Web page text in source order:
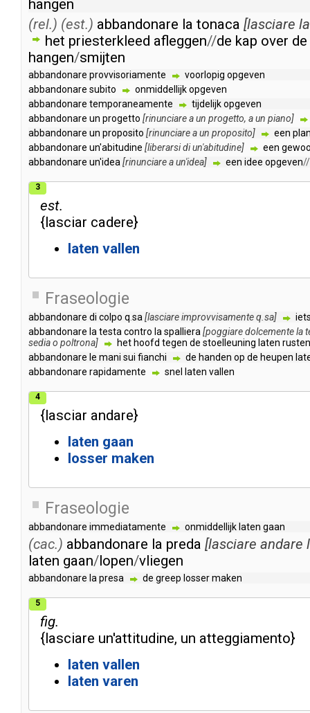
hangen
(rel.) (est.) abbandonare la tonaca [lasciare la
het priesterkleed afleggen//de kap over de
hangen/smijten
abbandonare provvisoriamente voorlopig opgeven
abbandonare subito onmiddellijkopgeven
abbandonare temporaneamente tijdelijkopgeven
abbandonare un progetto [rinunciareaun progetto, aun piano]
abbandonare un proposito [rinunciareaun proposito] een
abbandonare un'abitudine [liberarsidiun'abitudine] een
abbandonare un'idea [rinunciareaun'idea] een idee opgeven//
3
est.
{lasciar cadere}
laten vallen
Fraseologie
abbandonare di colpo q sa [lasciareimprovvisamenteq sa]
abbandonare la testa contro la spalliera [poggiaredolcementela
sediao poltrona] het hoofd tegen de stoelleuning laten rusten
abbandonare le mani sui fianchi de handen op de heupen
abbandonare rapidamente snel laten vallen
4
{lasciar andare}
laten gaan
losser maken
Fraseologie
abbandonare immediatamente onmiddellijk laten gaan
(cac.) abbandonare la preda [lasciare andare
laten gaan/lopen/vliegen
abbandonare la presa de greep lossermaken
5
fig.
{lasciare un'attitudine, un atteggiamento}
laten vallen
laten varen